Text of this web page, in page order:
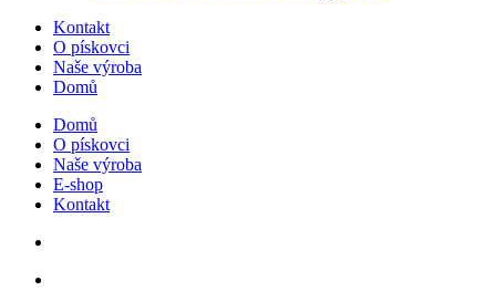
Kontakt
O pískovci
Naše výroba
Domů
Domů
O pískovci
Naše výroba
E-shop
Kontakt